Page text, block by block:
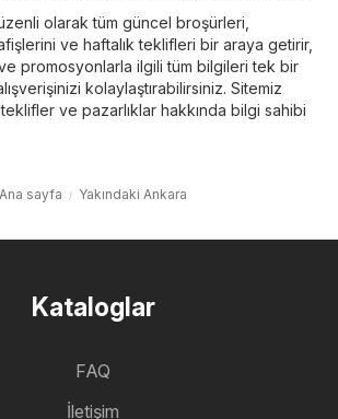
olarak tüm güncel broşürleri,
afişlerini ve haftalık teklifleri bir araya getirir,
promosyonlarla ilgili tüm bilgileri tek bir
kolaylaştırabilirsiniz. Sitemiz
ve pazarlıklar hakkında bilgi sahibi
Ana sayfa Yakındaki Ankara
Kataloglar
FAQ
İletişim